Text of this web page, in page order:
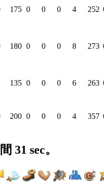
175 0 0 0 4 252
180 0 0 0 8 273
135 0 0 0 6 263
200 0 0 0 4 357
31 sec。